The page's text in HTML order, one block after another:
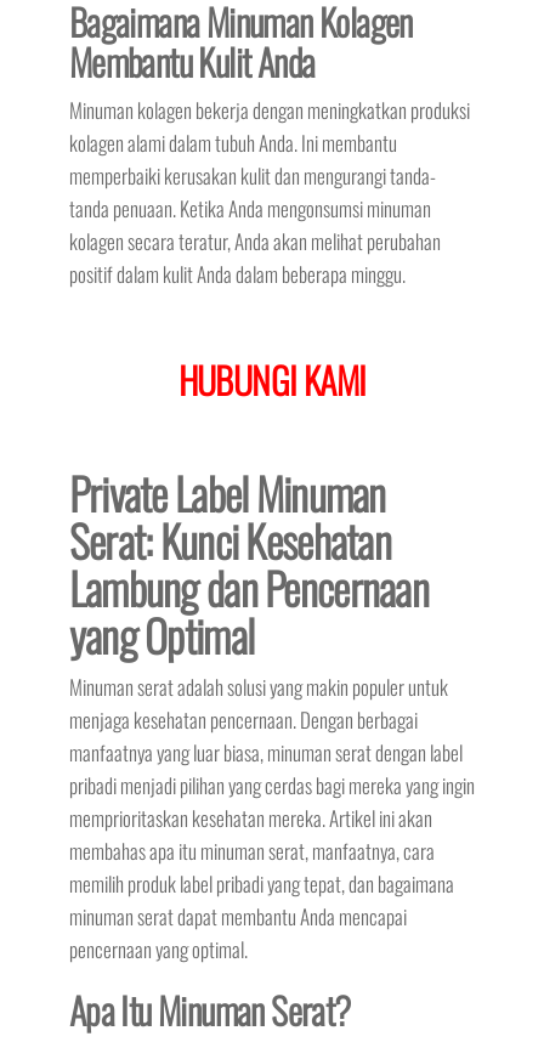
Bagaimana Minuman Kolagen
Membantu Kulit Anda
Minuman kolagen bekerja dengan meningkatkan produksi
kolagen alami dalam tubuh Anda. Ini membantu
memperbaiki kerusakan kulit dan mengurangi tanda-
tanda penuaan. Ketika Anda mengonsumsi minuman
kolagen secara teratur, Anda akan melihat perubahan
positif dalam kulit Anda dalam beberapa minggu.
HUBUNGI KAMI
Private Label Minuman
Serat: Kunci Kesehatan
Lambung dan Pencernaan
yang Optimal
Minuman serat adalah solusi yang makin populer untuk
menjaga kesehatan pencernaan. Dengan berbagai
manfaatnya yang luar biasa, minuman serat dengan label
pribadi menjadi pilihan yang cerdas bagi mereka yang ingin
memprioritaskan kesehatan mereka. Artikel ini akan
membahas apa itu minuman serat, manfaatnya, cara
memilih produk label pribadi yang tepat, dan bagaimana
minuman serat dapat membantu Anda mencapai
pencernaan yang optimal.
Apa Itu Minuman Serat?